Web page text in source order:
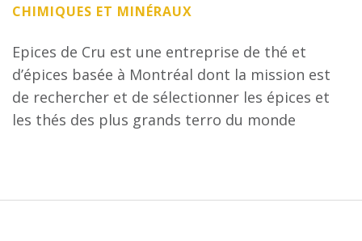
CHIMIQUES ET MINÉRAUX
Epices de Cru est une entreprise de thé et
d’épices basée à Montréal dont la mission est
de rechercher et de sélectionner les épices et
les thés des plus grands terro du monde